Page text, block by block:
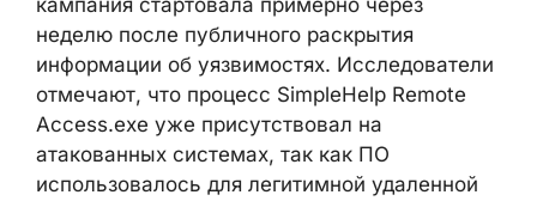
кампания стартовала примерно через
неделю после публичного раскрытия
информации об уязвимостях. Исследователи
отмечают, что процесс SimpleHelp Remote
Access.exe уже присутствовал на
атакованных системах, так как ПО
использовалось для легитимной удаленной